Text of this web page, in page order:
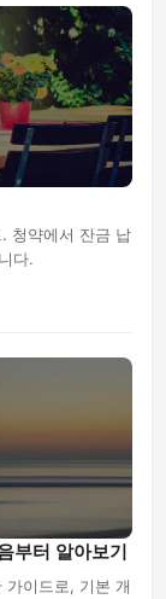
청약에서 잔금 납
다.
부터 알아보기
이드로, 기본 개